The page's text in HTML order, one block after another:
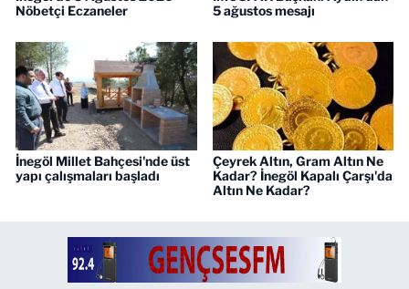
Nöbetçi Eczaneler
5 ağustos mesajı
İnegöl Millet Bahçesi'nde üst
yapı çalışmaları başladı
Çeyrek Altın, Gram Altın Ne
Kadar? İnegöl Kapalı Çarşı'da
Altın Ne Kadar?